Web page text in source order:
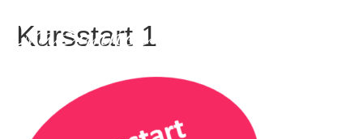
EvaSynnergren
Kursstart 1